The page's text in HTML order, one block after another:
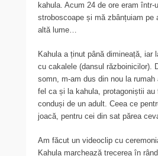
kahula. Acum 24 de ore eram
stroboscoape și mă zbânțuiam pe
altă lume…
Kahula a ținut până dimineață, iar
cu cakalele (dansul războinicilor).
somn, m-am dus din nou la
fel ca și la kahula, protagoniștii
conduși de un adult. Ceea ce
joacă, pentru cei din sat părea
Am făcut un videoclip cu
Kahula marchează trecerea în